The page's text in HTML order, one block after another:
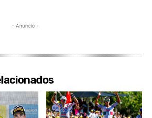
- Anuncio -